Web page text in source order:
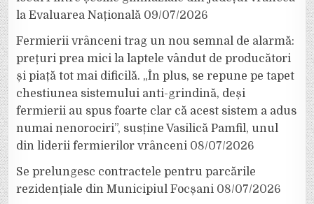
la Evaluarea Națională 09/07/2026
Fermierii vrânceni trag un nou semnal de alarmă:
prețuri prea mici la laptele vândut de producători
și piață tot mai dificilă. „În plus, se repune pe tapet
chestiunea sistemului anti-grindină, deși
fermierii au spus foarte clar că acest sistem a adus
numai nenorociri”, susține Vasilică Pamfil, unul
din liderii fermierilor vrânceni 08/07/2026
Se prelungesc contractele pentru parcările
rezidențiale din Municipiul Focșani 08/07/2026